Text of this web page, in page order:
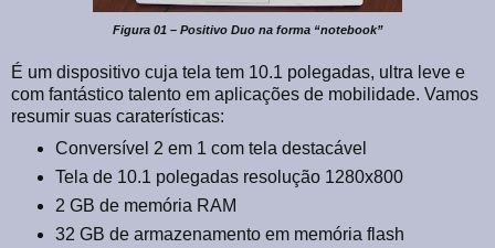
Figura 01 – Positivo Duo na forma “notebook”
É um dispositivo cuja tela tem 10.1 polegadas, ultra leve e
com fantástico talento em aplicações de mobilidade. Vamos
resumir suas caraterísticas:
Conversível 2 em 1 com tela destacável
Tela de 10.1 polegadas resolução 1280x800
2 GB de memória RAM
32 GB de armazenamento em memória flash